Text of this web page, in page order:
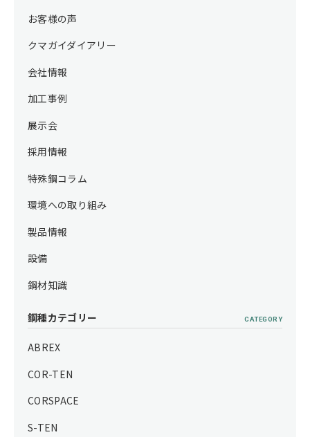
お客様の声
クマガイダイアリー
会社情報
加工事例
展示会
採用情報
特殊鋼コラム
環境への取り組み
製品情報
設備
鋼材知識
鋼種カテゴリー CATEGORY
ABREX
COR-TEN
CORSPACE
S-TEN